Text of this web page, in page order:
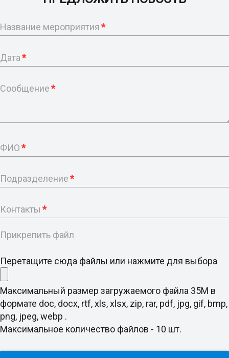
Название мероприятия*
Дата*
Сообщение*
ФИО*
Подразделение*
Контакты *
Прикрепить файл
Перетащите сюда файлы или нажмите для выбора
Максимальный размер загружаемого файла 35M в
формате doc, docx, rtf, xls, xlsx, zip, rar, pdf, jpg, gif, bmp,
png, jpeg, webp .
Максимальное количество файлов - 10 шт.